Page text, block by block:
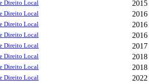
Direito Local 2015
Direito Local 2016
Direito Local 2016
Direito Local 2016
Direito Local 2017
Direito Local 2018
Direito Local 2018
Direito Local 2022